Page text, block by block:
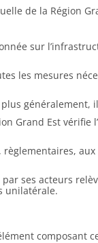
de la Région
sur
les mesures
généralement,
Grand Est vérifie
par ses acteurs
unilatérale.
composant